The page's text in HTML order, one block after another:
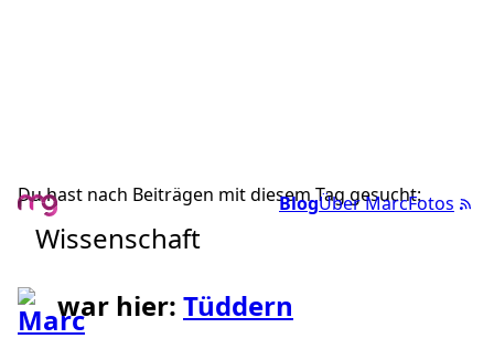
BlogÜber MarcFotos
Du hast nach Beiträgen mit diesem Tag gesucht:
Wissenschaft
war hier: Tüddern